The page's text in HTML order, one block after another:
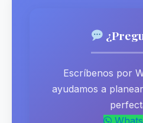
Escríbenos por
ayudamos a